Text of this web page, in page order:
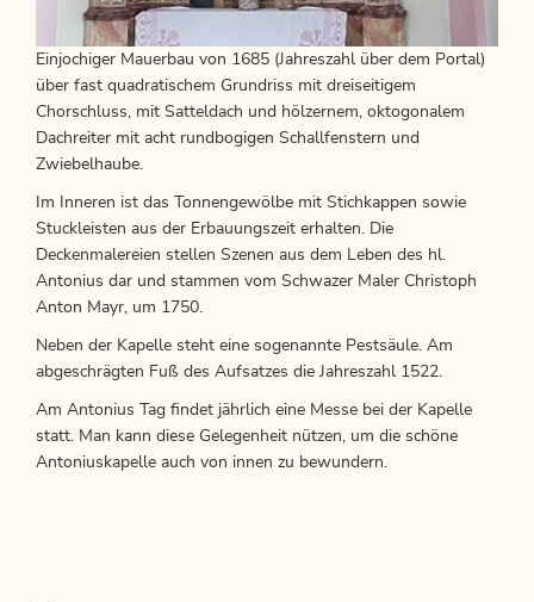
Einjochiger Mauerbau von 1685 (Jahreszahl über dem Portal)
über fast quadratischem Grundriss mit dreiseitigem
Chorschluss, mit Satteldach und hölzernem, oktogonalem
Dachreiter mit acht rundbogigen Schallfenstern und
Zwiebelhaube.
Im Inneren ist das Tonnengewölbe mit Stichkappen sowie
Stuckleisten aus der Erbauungszeit erhalten. Die
Deckenmalereien stellen Szenen aus dem Leben des hl.
Antonius dar und stammen vom Schwazer Maler Christoph
Anton Mayr, um 1750.
Neben der Kapelle steht eine sogenannte Pestsäule. Am
abgeschrägten Fuß des Aufsatzes die Jahreszahl 1522.
Am Antonius Tag findet jährlich eine Messe bei der Kapelle
statt. Man kann diese Gelegenheit nützen, um die schöne
Antoniuskapelle auch von innen zu bewundern.